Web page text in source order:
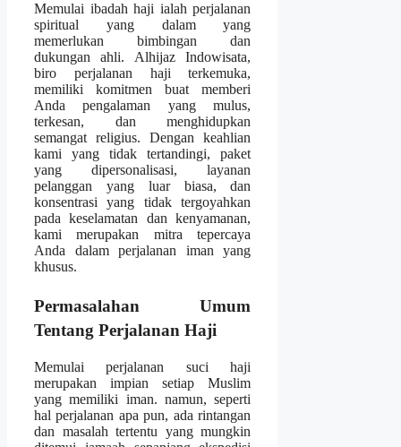
Memulai ibadah haji ialah perjalanan
spiritual yang dalam yang
memerlukan bimbingan dan
dukungan ahli. Alhijaz Indowisata,
biro perjalanan haji terkemuka,
memiliki komitmen buat memberi
Anda pengalaman yang mulus,
terkesan, dan menghidupkan
semangat religius. Dengan keahlian
kami yang tidak tertandingi, paket
yang dipersonalisasi, layanan
pelanggan yang luar biasa, dan
konsentrasi yang tidak tergoyahkan
pada keselamatan dan kenyamanan,
kami merupakan mitra tepercaya
Anda dalam perjalanan iman yang
khusus.
Permasalahan Umum
Tentang Perjalanan Haji
Memulai perjalanan suci haji
merupakan impian setiap Muslim
yang memiliki iman. namun, seperti
hal perjalanan apa pun, ada rintangan
dan masalah tertentu yang mungkin